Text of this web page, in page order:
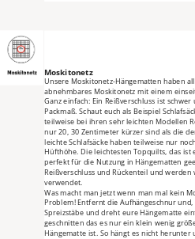
Moskitonetz
Unsere Moskitonetz-Hängematten haben
abnehmbares Moskitonetz mit einem
Ganz einfach: Ein Reißverschluss ist
Packmaß. Schaut euch als Beispiel
teilweise bei ihren sehr leichten Modellen
nur 20, 30 Zentimeter kürzer sind als die
leichte Schlafsäcke haben teilweise nur
Hüfthöhe. Die leichtesten Topquilts, das ist
perfekt für die Nutzung in Hängematten
Reißverschluss und Rückenteil und werden
verwendet.
Was macht man jetzt wenn man mal kein
Problem! Entfernt die Aufhängeschnur
Spreizstäbe und dreht eure Hängematte
geschnitten das es nur ein klein wenig
Hängematte ist. So hängt es nicht